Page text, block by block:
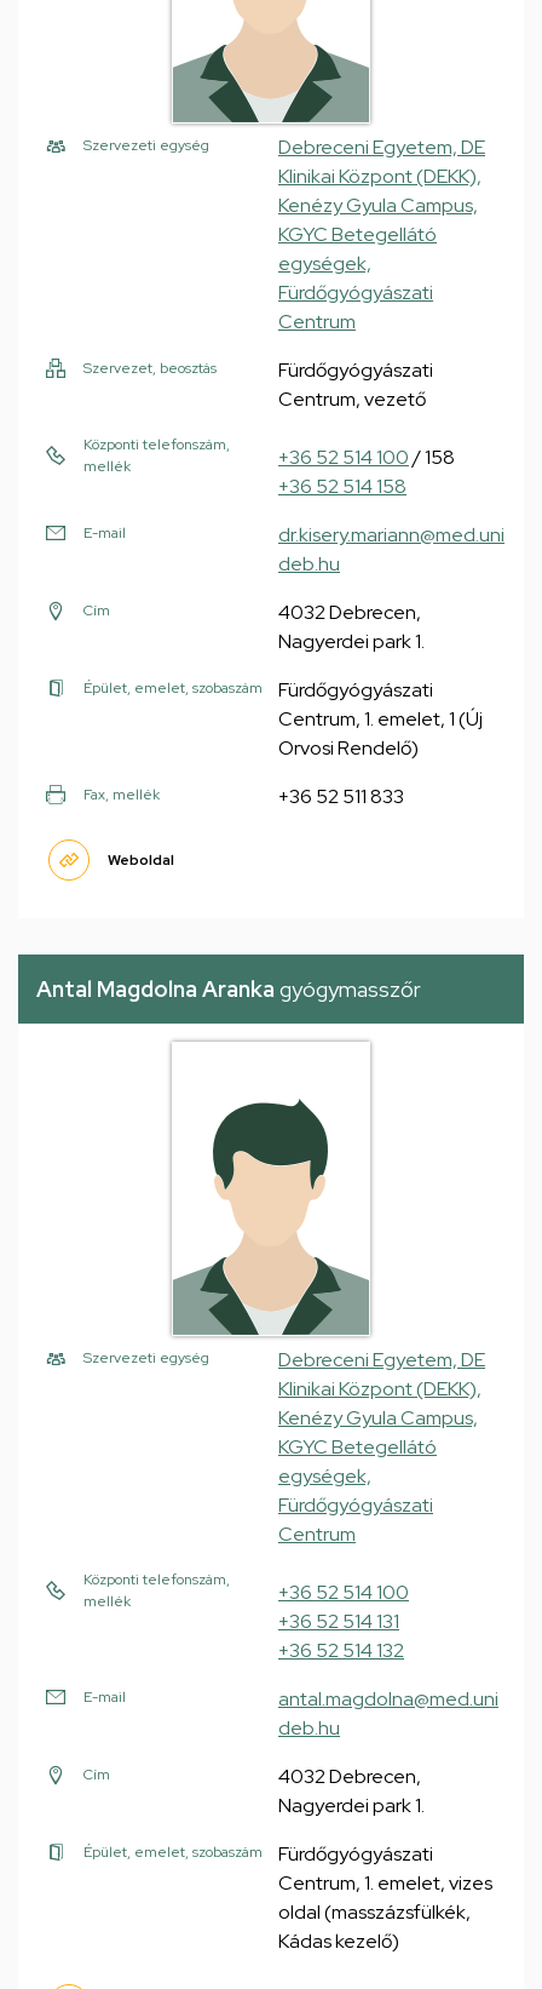
Szervezeti egység
Debreceni Egyetem, DE
Klinikai Központ (DEKK),
Kenézy Gyula Campus,
KGYC Betegellátó
egységek,
Fürdőgyógyászati
Centrum
Szervezet, beosztás
Fürdőgyógyászati
Centrum, vezető
Központi telefonszám,
mellék
+36 52 514 100/ 158
+36 52 514 158
E-mail
dr.kisery.mariann@med.uni
deb.hu
Cím
4032 Debrecen,
Nagyerdei park 1.
Épület, emelet, szobaszám
Fürdőgyógyászati
Centrum, 1. emelet, 1 (Új
Orvosi Rendelő)
Fax, mellék +36 52 511 833
Weboldal
Antal Magdolna Aranka gyógymasszőr
Szervezeti egység
Debreceni Egyetem, DE
Klinikai Központ (DEKK),
Kenézy Gyula Campus,
KGYC Betegellátó
egységek,
Fürdőgyógyászati
Centrum
Központi telefonszám,
mellék
+36 52 514 100
+36 52 514 131
+36 52 514 132
E-mail
antal.magdolna@med.uni
deb.hu
Cím
4032 Debrecen,
Nagyerdei park 1.
Épület, emelet, szobaszám
Fürdőgyógyászati
Centrum, 1. emelet, vizes
oldal (masszázsfülkék,
Kádas kezelő)